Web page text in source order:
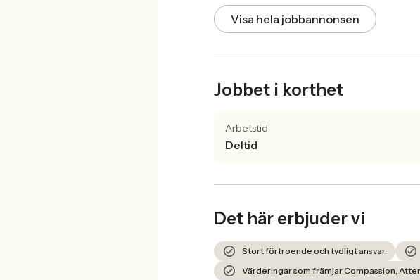
Visa hela jobbannonsen
Jobbet i korthet
Arbetstid
Deltid
Det här erbjuder vi
Stort förtroende och tydligt ansvar.
Värderingar som främjar Compassion,